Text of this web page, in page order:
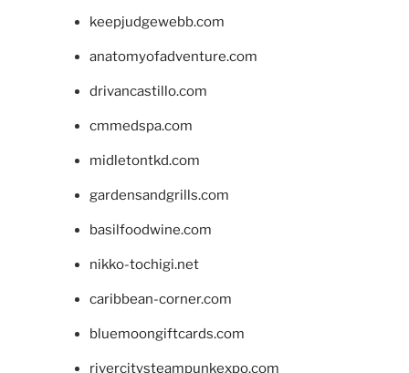
keepjudgewebb.com
anatomyofadventure.com
drivancastillo.com
cmmedspa.com
midletontkd.com
gardensandgrills.com
basilfoodwine.com
nikko-tochigi.net
caribbean-corner.com
bluemoongiftcards.com
rivercitysteampunkexpo.com